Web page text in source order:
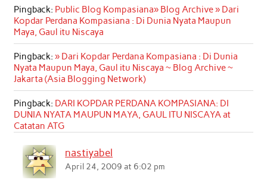
Pingback: Public Blog Kompasiana» Blog Archive » Dari
Kopdar Perdana Kompasiana : Di Dunia Nyata Maupun
Maya, Gaul itu Niscaya
Pingback: » Dari Kopdar Perdana Kompasiana : Di Dunia
Nyata Maupun Maya, Gaul itu Niscaya ~ Blog Archive ~
Jakarta (Asia Blogging Network)
Pingback: DARI KOPDAR PERDANA KOMPASIANA: DI
DUNIA NYATA MAUPUN MAYA, GAUL ITU NISCAYA at
Catatan ATG
nastiyabel
April 24, 2009 at 6:02 pm